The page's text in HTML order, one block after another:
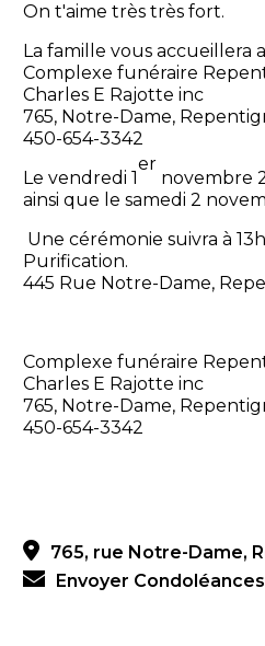
On t'aime très très fort.
La famille vous accueillera
Complexe funéraire
Charles E Rajotte inc
765, Notre-Dame,
450-654-3342
Le vendredi 1
er
novembre
ainsi que le samedi 2
Une cérémonie suivra à
Purification.
445 Rue Notre-Dame,
Complexe funéraire
Charles E Rajotte inc
765, Notre-Dame,
450-654-3342
765, rue Notre-Dame,
Envoyer Condoléances